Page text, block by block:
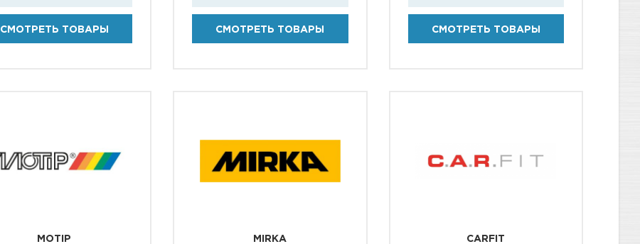
СМОТРЕТЬ ТОВАРЫ СМОТРЕТЬ ТОВАРЫ СМОТРЕТЬ ТОВАРЫ
MOTIP MIRKA CARFIT